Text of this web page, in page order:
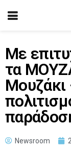
Με
τα
Newsroom